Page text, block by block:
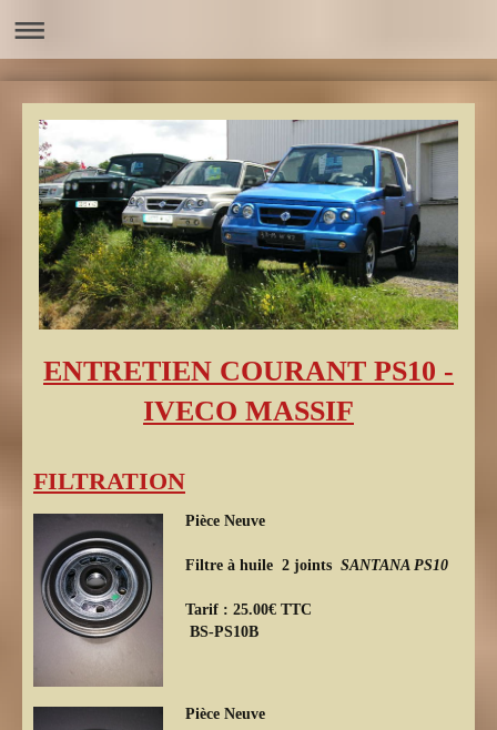
ENTRETIEN COURANT PS10 -
IVECO MASSIF
FILTRATION
Pièce Neuve
Filtre à huile 2 joints SANTANA PS10
Tarif : 25.00€ TTC
BS-PS10B
Pièce Neuve